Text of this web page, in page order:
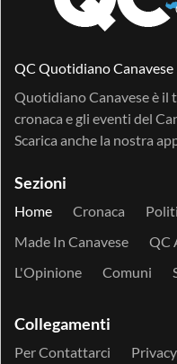
QC Quotidiano Canavese
Quotidiano Canavese è il
cronaca e gli eventi del
Scarica anche la nostra
Sezioni
Home Cronaca
Made In Canavese
QC
L'Opinione
Comuni
Collegamenti
Per Contattarci Privacy